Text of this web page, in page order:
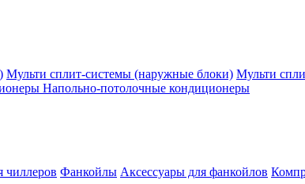
Мульти сплит-системы (наружные блоки) Мульти
Напольно-потолочные кондиционеры
чиллеров Фанкойлы Аксессуары для фанкойлов